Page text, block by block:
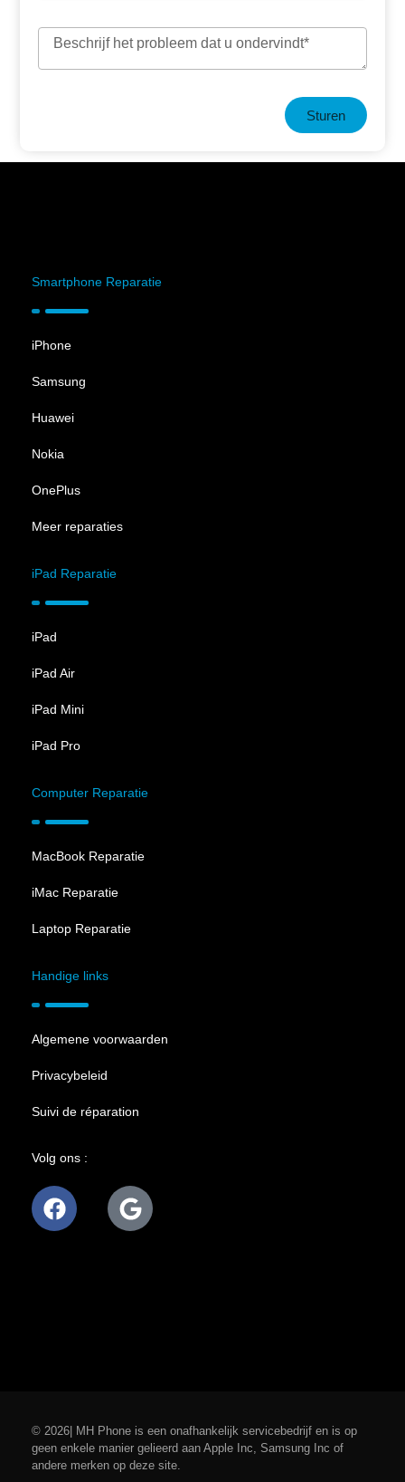
Sturen
Smartphone Reparatie
iPhone
Samsung
Huawei
Nokia
OnePlus
Meer reparaties
iPad Reparatie
iPad
iPad Air
iPad Mini
iPad Pro
Computer Reparatie
MacBook Reparatie
iMac Reparatie
Laptop Reparatie
Handige links
Algemene voorwaarden
Privacybeleid
Suivi de réparation
Volg ons :
© 2026| MH Phone is een onafhankelijk servicebedrijf en is op
geen enkele manier gelieerd aan Apple Inc, Samsung Inc of
andere merken op deze site.